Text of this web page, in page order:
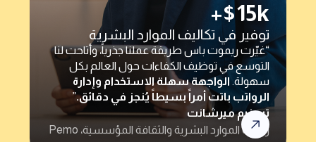
+$15k
توفير في تكاليف الموارد البشرية
“غيّرت ريموت باس طريقة عملنا جذرياً، وأتاحت لنا
التوسع في توظيف الكفاءات حول العالم بكل
سهولة. الواجهة سهلة الاستخدام وإدارة
الرواتب باتت أمراً بسيطاً يُنجز في دقائق.”
تسنيم ميرشانت
رئيسة الموارد البشرية والثقافة المؤسسية، Pemo